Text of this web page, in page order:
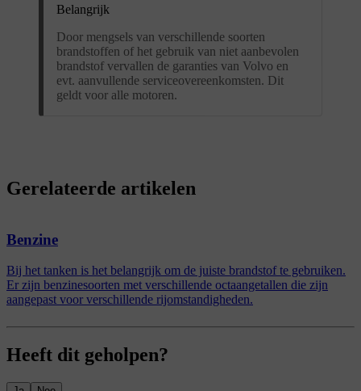
Belangrijk
Door mengsels van verschillende soorten
brandstoffen of het gebruik van niet aanbevolen
brandstof vervallen de garanties van Volvo en
evt. aanvullende serviceovereenkomsten. Dit
geldt voor alle motoren.
Gerelateerde artikelen
Benzine
Bij het tanken is het belangrijk om de juiste brandstof te gebruiken.
Er zijn benzinesoorten met verschillende octaangetallen die zijn
aangepast voor verschillende rijomstandigheden.
Heeft dit geholpen?